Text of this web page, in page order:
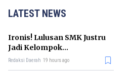
LATEST NEWS
Ironis! Lulusan SMK Justru
Jadi Kelompok
Pengangguran Terbanyak
Redaksi Daerah 19 hours ago